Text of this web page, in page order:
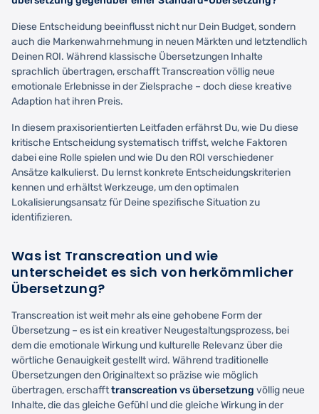
Diese Entscheidung beeinflusst nicht nur Dein Budget, sondern
auch die Markenwahrnehmung in neuen Märkten und letztendlich
Deinen ROI. Während klassische Übersetzungen Inhalte
sprachlich übertragen, erschafft Transcreation völlig neue
emotionale Erlebnisse in der Zielsprache – doch diese kreative
Adaption hat ihren Preis.
In diesem praxisorientierten Leitfaden erfährst Du, wie Du diese
kritische Entscheidung systematisch triffst, welche Faktoren
dabei eine Rolle spielen und wie Du den ROI verschiedener
Ansätze kalkulierst. Du lernst konkrete Entscheidungskriterien
kennen und erhältst Werkzeuge, um den optimalen
Lokalisierungsansatz für Deine spezifische Situation zu
identifizieren.
Was ist Transcreation und wie
unterscheidet es sich von herkömmlicher
Übersetzung?
Transcreation ist weit mehr als eine gehobene Form der
Übersetzung – es ist ein kreativer Neugestaltungsprozess, bei
dem die emotionale Wirkung und kulturelle Relevanz über die
wörtliche Genauigkeit gestellt wird. Während traditionelle
Übersetzungen den Originaltext so präzise wie möglich
übertragen, erschaffttranscreation vs übersetzung völlig neue
Inhalte, die das gleiche Gefühl und die gleiche Wirkung in der